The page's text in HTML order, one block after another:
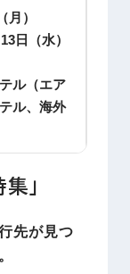
月）
日（水）
ル（エア
ル、海外
」
先が見つ